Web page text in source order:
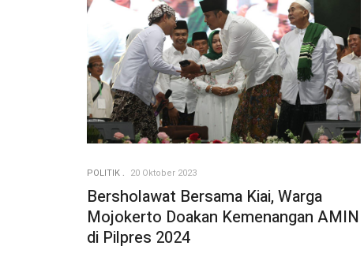
POLITIK 20 Oktober 2023
Bersholawat Bersama Kiai, Warga
Mojokerto Doakan Kemenangan AMIN
di Pilpres 2024